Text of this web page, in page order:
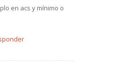
en acs y mínimo o